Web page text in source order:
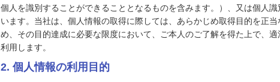
個人を識別することができることとなるものを含みます。）、又は個人
います。当社は、個人情報の取得に際しては、あらかじめ取得目的を正
め、その目的達成に必要な限度において、ご本人のご了解を得た上で、適
利用します。
2. 個人情報の利用目的